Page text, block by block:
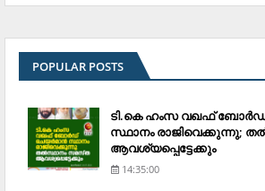
POPULAR POSTS
ടി.കെ ഹംസ വഖഫ്
സ്ഥാനം രാജിവെക്കുന്നു;
ആവശ്യപ്പെട്ടേക്കും
14:35:00